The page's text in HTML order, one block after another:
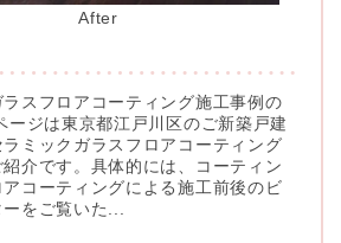
After
スフロアコーティング施工事例の
ージは東京都江戸川区のご新築戸建
ミックガラスフロアコーティング
介です。具体的には、コーティン
コーティングによる施工前後のビ
をご覧いた...